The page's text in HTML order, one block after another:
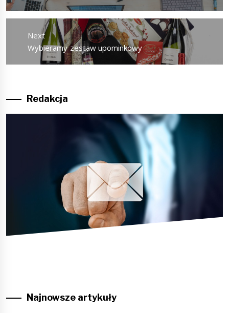
post:
Next
Next
post:
Wybieramy zestaw upominkowy
Redakcja
Najnowsze artykuły